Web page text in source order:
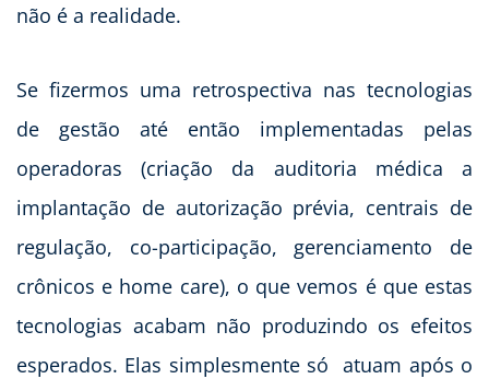
não é a realidade.
Se fizermos uma retrospectiva nas tecnologias
de gestão até então implementadas pelas
operadoras (criação da auditoria médica a
implantação de autorização prévia, centrais de
regulação, co-participação, gerenciamento de
crônicos e home care), o que vemos é que estas
tecnologias acabam não produzindo os efeitos
esperados. Elas simplesmente só atuam após o